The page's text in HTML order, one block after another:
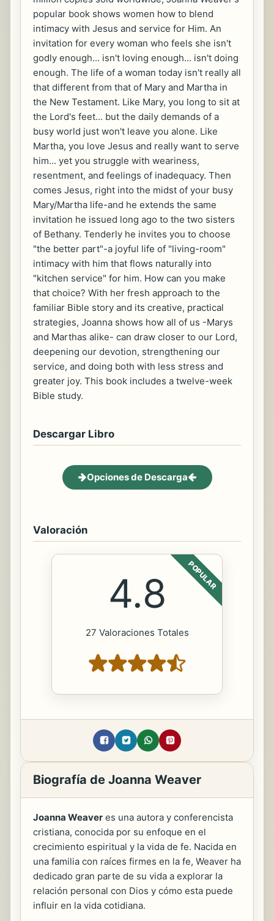
popular book shows women how to blend
intimacy with Jesus and service for Him. An
invitation for every woman who feels she isn't
godly enough... isn't loving enough... isn't doing
enough. The life of a woman today isn't really all
that different from that of Mary and Martha in
the New Testament. Like Mary, you long to sit at
the Lord's feet... but the daily demands of a
busy world just won't leave you alone. Like
Martha, you love Jesus and really want to serve
him... yet you struggle with weariness,
resentment, and feelings of inadequacy. Then
comes Jesus, right into the midst of your busy
Mary/Martha life-and he extends the same
invitation he issued long ago to the two sisters
of Bethany. Tenderly he invites you to choose
"the better part"-a joyful life of "living-room"
intimacy with him that flows naturally into
"kitchen service" for him. How can you make
that choice? With her fresh approach to the
familiar Bible story and its creative, practical
strategies, Joanna shows how all of us -Marys
and Marthas alike- can draw closer to our Lord,
deepening our devotion, strengthening our
service, and doing both with less stress and
greater joy. This book includes a twelve-week
Bible study.
Descargar Libro
Opciones de Descarga
Valoración
POPULAR
4.8
27 Valoraciones Totales
Biografía de Joanna Weaver
Joanna Weaver es una autora y conferencista
cristiana, conocida por su enfoque en el
crecimiento espiritual y la vida de fe. Nacida en
una familia con raíces firmes en la fe, Weaver ha
dedicado gran parte de su vida a explorar la
relación personal con Dios y cómo esta puede
influir en la vida cotidiana.